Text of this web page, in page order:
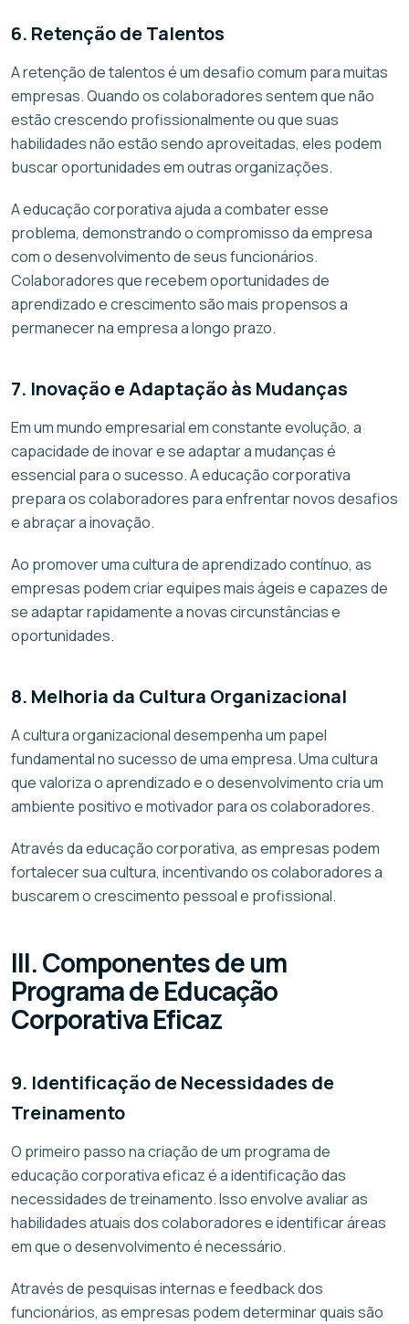
6. Retenção de Talentos
A retenção de talentos é um desafio comum para muitas
empresas. Quando os colaboradores sentem que não
estão crescendo profissionalmente ou que suas
habilidades não estão sendo aproveitadas, eles podem
buscar oportunidades em outras organizações.
A educação corporativa ajuda a combater esse
problema, demonstrando o compromisso da empresa
com o desenvolvimento de seus funcionários.
Colaboradores que recebem oportunidades de
aprendizado e crescimento são mais propensos a
permanecer na empresa a longo prazo.
7. Inovação e Adaptação às Mudanças
Em um mundo empresarial em constante evolução, a
capacidade de inovar e se adaptar a mudanças é
essencial para o sucesso. A educação corporativa
prepara os colaboradores para enfrentar novos desafios
e abraçar a inovação.
Ao promover uma cultura de aprendizado contínuo, as
empresas podem criar equipes mais ágeis e capazes de
se adaptar rapidamente a novas circunstâncias e
oportunidades.
8. Melhoria da Cultura Organizacional
A cultura organizacional desempenha um papel
fundamental no sucesso de uma empresa. Uma cultura
que valoriza o aprendizado e o desenvolvimento cria um
ambiente positivo e motivador para os colaboradores.
Através da educação corporativa, as empresas podem
fortalecer sua cultura, incentivando os colaboradores a
buscarem o crescimento pessoal e profissional.
III. Componentes de um
Programa de Educação
Corporativa Eficaz
9. Identificação de Necessidades de
Treinamento
O primeiro passo na criação de um programa de
educação corporativa eficaz é a identificação das
necessidades de treinamento. Isso envolve avaliar as
habilidades atuais dos colaboradores e identificar áreas
em que o desenvolvimento é necessário.
Através de pesquisas internas e feedback dos
funcionários, as empresas podem determinar quais são